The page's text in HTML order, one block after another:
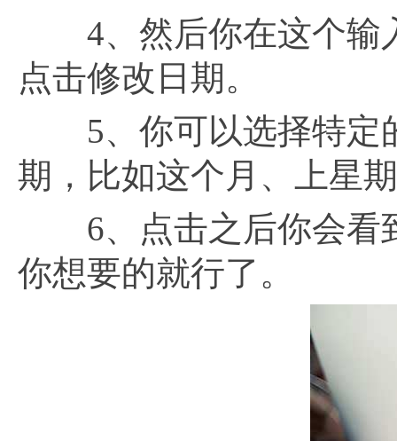
4、然后你在这个输
点击修改日期。
5、你可以选择特定
期，比如这个月、上星
6、点击之后你会看
你想要的就行了。